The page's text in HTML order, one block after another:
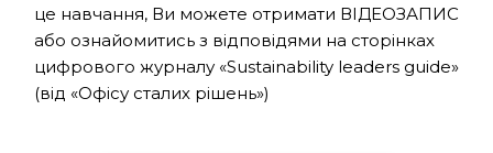
це навчання, Ви можете отримати ВІДЕОЗАПИС
або ознайомитись з відповідями на сторінках
цифрового журналу «Sustainability leaders guide»
(від «Офісу сталих рішень»)